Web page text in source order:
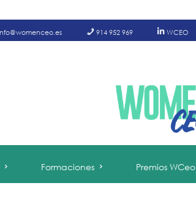
914 952 969 WCEO
Formaciones Premios WCeo